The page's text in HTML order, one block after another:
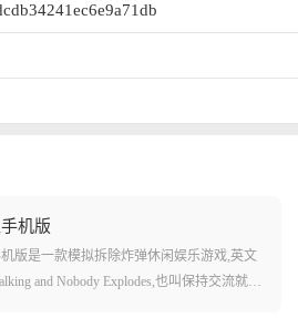
机版
版是一款模拟拆除炸弹休闲娱乐游戏,英文
and Nobody Explodes,也叫保持交流就没